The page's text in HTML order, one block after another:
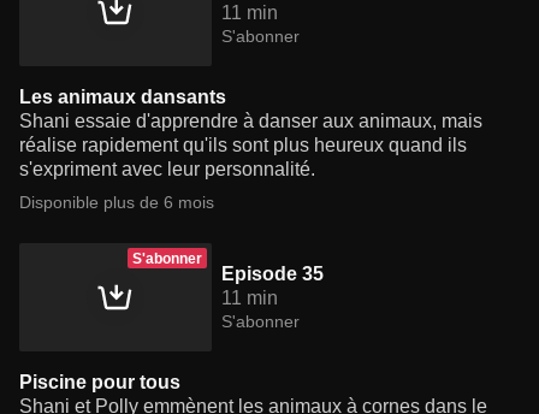
11 min
S'abonner
Les animaux dansants
Shani essaie d'apprendre à danser aux animaux, mais
réalise rapidement qu'ils sont plus heureux quand ils
s'expriment avec leur personnalité.
Disponible plus de 6 mois
S'abonner
Episode 35
11 min
S'abonner
Piscine pour tous
Shani et Polly emmènent les animaux à cornes dans le